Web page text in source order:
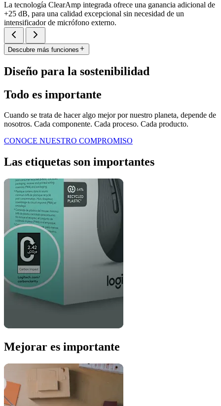
La tecnología ClearAmp integrada ofrece una ganancia adicional de
+25 dB, para una calidad excepcional sin necesidad de un
intensificador de micrófono externo.
Descubre más funciones
Diseño para la sostenibilidad
Todo es importante
Cuando se trata de hacer algo mejor por nuestro planeta, depende de
nosotros. Cada componente. Cada proceso. Cada producto.
CONOCE NUESTRO COMPROMISO
Las etiquetas son importantes
Mejorar es importante